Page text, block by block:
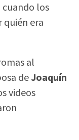
los
quién era
al
deJoaquín
videos